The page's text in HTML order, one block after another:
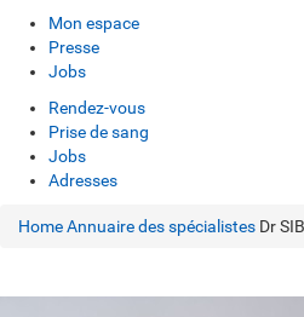
Mon espace
Presse
Jobs
Rendez-vous
Prise de sang
Jobs
Adresses
HomeAnnuaire des spécialistes Dr